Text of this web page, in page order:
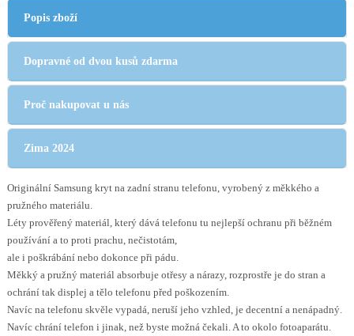
Popis zboží
Dopravné od dvou kusů zdarma
Proč nakupovat u nás
Zima 2024
Originální Samsung kryt na zadní stranu telefonu, vyrobený z měkkého a
pružného materiálu.
Léty prověřený materiál, který dává telefonu tu nejlepší ochranu při běžném
používání a to proti prachu, nečistotám,
ale i poškrábání nebo dokonce při pádu.
Měkký a pružný materiál absorbuje otřesy a nárazy, rozprostře je do stran a
ochrání tak displej a tělo telefonu před poškozením.
Navíc na telefonu skvěle vypadá, neruší jeho vzhled, je decentní a nenápadný.
Navíc chrání telefon i jinak, než byste možná čekali. A to okolo fotoaparátu.